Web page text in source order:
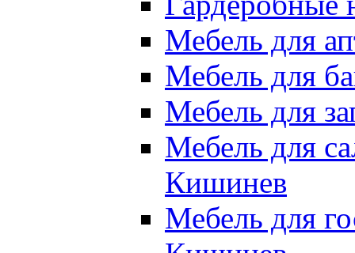
Мебель для
Мебель для
Мебель для
Мебель для
Кишинев
Мебель для